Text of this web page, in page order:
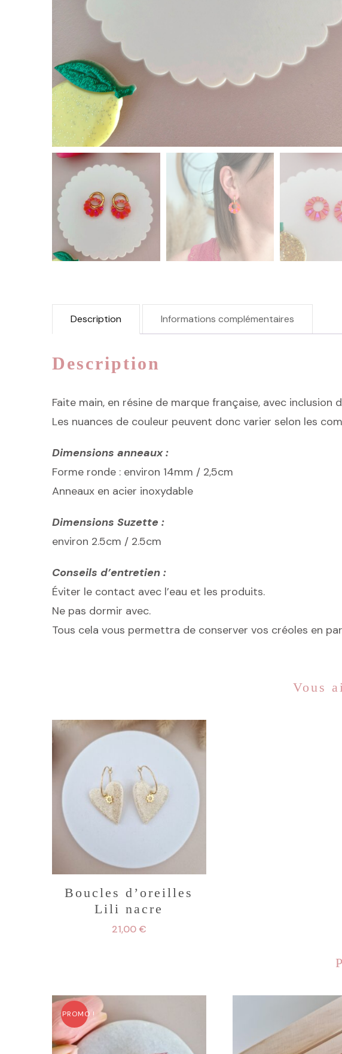
Description Informations complémentaires
Description
Faite main, en résine de marque française, avec inclusion
Les nuances de couleur peuvent donc varier selon les
Dimensions anneaux :
Forme ronde : environ 14mm / 2,5cm
Anneaux en acier inoxydable
Dimensions Suzette :
environ 2.5cm / 2.5cm
Conseils d’entretien :
Éviter le contact avec l’eau et les produits.
Ne pas dormir avec.
Tous cela vous permettra de conserver vos créoles en
Vous
Boucles d’oreilles
Lili nacre
21,00€
variations.
PROMO !